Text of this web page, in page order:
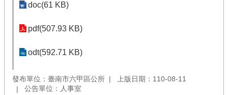
doc(61 KB)
pdf(507.93 KB)
odt(592.71 KB)
發布單位：臺南市六甲區公所
上版日期：110-08-11
公告單位：人事室